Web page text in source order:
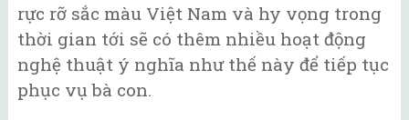
rực rỡ sắc màu Việt Nam và hy vọng trong
thời gian tới sẽ có thêm nhiều hoạt động
nghệ thuật ý nghĩa như thế này để tiếp tục
phục vụ bà con.